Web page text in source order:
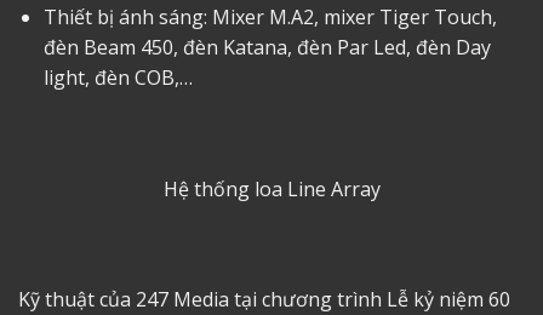
Thiết bị ánh sáng: Mixer M.A2, mixer Tiger Touch,
đèn Beam 450, đèn Katana, đèn Par Led, đèn Day
light, đèn COB,…
Hệ thống loa Line Array
Kỹ thuật của 247 Media tại chương trình Lễ kỷ niệm 60